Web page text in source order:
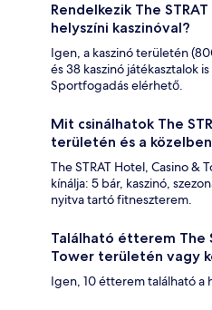
Rendelkezik The
helyszíni kaszinóval?
Igen, a kaszinó területén
és 38 kaszinó játékasztalok
Sportfogadás elérhető.
Mit csinálhatok The
területén és a
The STRAT Hotel, Casino &
kínálja: 5 bár, kaszinó,
nyitva tartó fitneszterem.
Található étterem The
Tower területén vagy
Igen, 10 étterem található a